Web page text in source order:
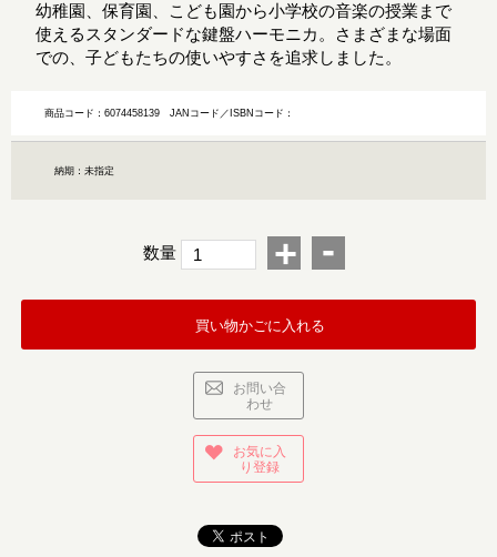
幼稚園、保育園、こども園から小学校の音楽の授業まで
使えるスタンダードな鍵盤ハーモニカ。さまざまな場面
での、子どもたちの使いやすさを追求しました。
商品コード：6074458139JANコード／ISBNコード：
納期：未指定
数量 + -
買い物かごに入れる
お問い合
わせ
お気に入
り登録